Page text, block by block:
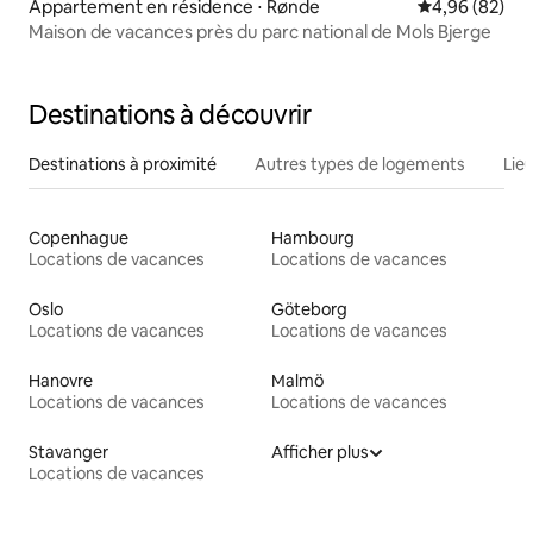
Appartement en résidence ⋅ Rønde Évaluation
4,96 (82)
Maison de vacances près du parc national de Mols Bjerge
Destinations à découvrir
Destinations à proximité Autres types de logements
Copenhague
Locations de vacances
Hambourg
Locations de vacances
Oslo
Locations de vacances
Göteborg
Locations de vacances
Hanovre
Locations de vacances
Malmö
Locations de vacances
Stavanger
Locations de vacances
Afficher plus